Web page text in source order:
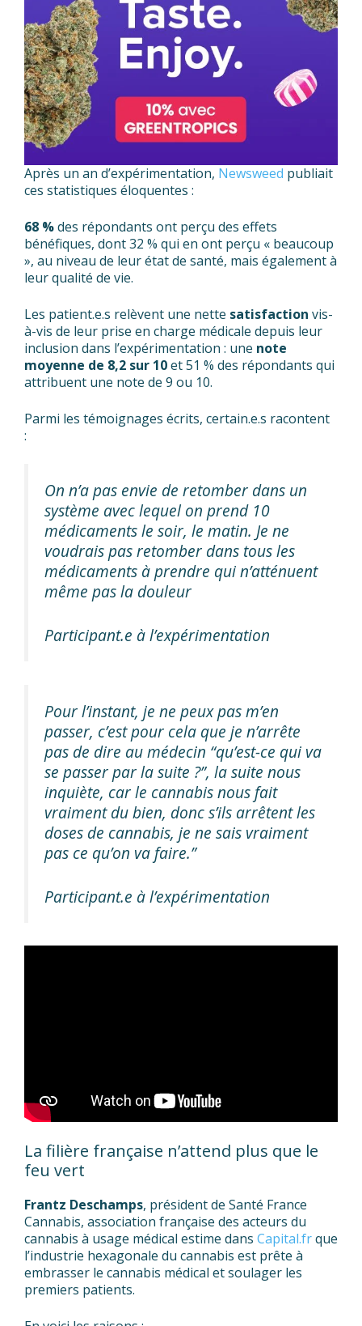
Après un an d’expérimentation, Newsweed publiait
ces statistiques éloquentes :
68 %des répondants ont perçu des effets
bénéfiques, dont 32 % qui en ont perçu « beaucoup
», au niveau de leur état de santé, mais également à
leur qualité de vie.
Les patient.e.s relèvent une nette satisfaction vis-
à-vis de leur prise en charge médicale depuis leur
inclusion dans l’expérimentation : une note
moyenne de 8,2 sur 10et 51 % des répondants qui
attribuent une note de 9 ou 10.
Parmi les témoignages écrits, certain.e.s racontent
:
On n’a pas envie de retomber dans un
système avec lequel on prend 10
médicaments le soir, le matin. Je ne
voudrais pas retomber dans tous les
médicaments à prendre qui n’atténuent
même pas la douleur
Participant.e à l’expérimentation
Pour l’instant, je ne peux pas m’en
passer, c’est pour cela que je n’arrête
pas de dire au médecin “qu’est-ce qui va
se passer par la suite ?”, la suite nous
inquiète, car le cannabis nous fait
vraiment du bien, donc s’ils arrêtent les
doses de cannabis, je ne sais vraiment
pas ce qu’on va faire.”
Participant.e à l’expérimentation
La filière française n’attend plus que le
feu vert
Frantz Deschamps, président de Santé France
Cannabis, association française des acteurs du
cannabis à usage médical estime dans Capital.frque
l’industrie hexagonale du cannabis est prête à
embrasser le cannabis médical et soulager les
premiers patients.